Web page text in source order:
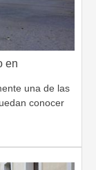
en
una de las
conocer